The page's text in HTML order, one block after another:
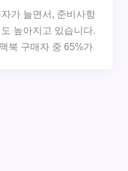
가 늘면서, 준비사항
높아지고 있습니다.
북 구매자 중 65%가